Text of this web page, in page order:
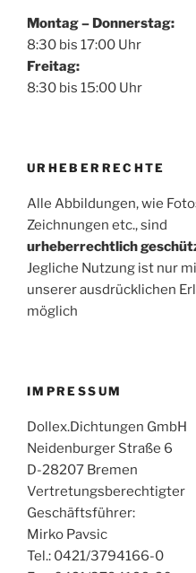
Montag – Donnerstag:
8:30 bis 17:00 Uhr
Freitag:
8:30 bis 15:00 Uhr
URHEBERRECHTE
Alle Abbildungen, wie
Zeichnungen etc., sind
urheberrechtlich
Jegliche Nutzung ist nur
unserer ausdrücklichen
möglich
IMPRESSUM
Dollex.Dichtungen GmbH
Neidenburger Straße 6
D-28207 Bremen
Vertretungsberechtigter
Geschäftsführer:
Mirko Pavsic
Tel.: 0421/3794166-0